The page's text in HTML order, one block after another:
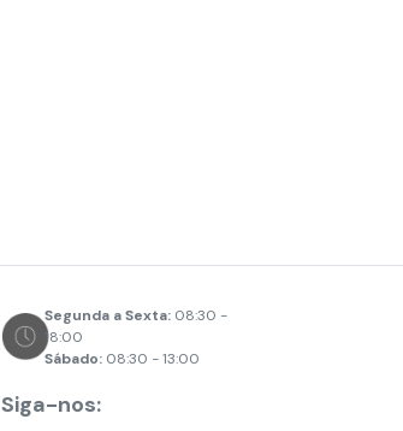
Segunda a Sexta: 08:30 -
18:00
Sábado: 08:30 - 13:00
Siga-nos: